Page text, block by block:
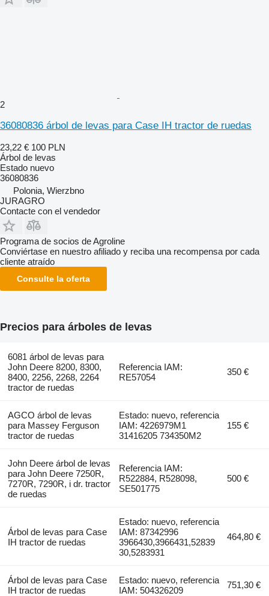
2
36080836 árbol de levas para Case IH tractor de ruedas
23,22 € 100 PLN
Árbol de levas
Estado nuevo
36080836
Polonia, Wierzbno
JURAGRO
Contacte con el vendedor
Programa de socios de Agroline
Conviértase en nuestro afiliado y reciba una recompensa por cada
cliente atraído
Consulte la oferta
Precios para árboles de levas
6081 árbol de levas para
John Deere 8200, 8300,
8400, 2256, 2268, 2264
tractor de ruedas
Referencia IAM:
RE57054
350 €
AGCO árbol de levas
para Massey Ferguson
tractor de ruedas
Estado: nuevo, referencia
IAM: 4226979M1
31416205 734350M2
155 €
John Deere árbol de levas
para John Deere 7250R,
7270R, 7290R, i dr. tractor
de ruedas
Referencia IAM:
R522884, R528098,
SE501775
500 €
Árbol de levas para Case
IH tractor de ruedas
Estado: nuevo, referencia
IAM: 87342996
3966430,3966431,52839
30,5283931
464,80 €
Árbol de levas para Case
IH tractor de ruedas
Estado: nuevo, referencia
IAM: 504326209
751,30 €